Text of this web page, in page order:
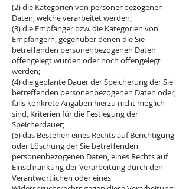
(2) die Kategorien von personenbezogenen
Daten, welche verarbeitet werden;
(3) die Empfänger bzw. die Kategorien von
Empfängern, gegenüber denen die Sie
betreffenden personenbezogenen Daten
offengelegt wurden oder noch offengelegt
werden;
(4) die geplante Dauer der Speicherung der Sie
betreffenden personenbezogenen Daten oder,
falls konkrete Angaben hierzu nicht möglich
sind, Kriterien für die Festlegung der
Speicherdauer;
(5) das Bestehen eines Rechts auf Berichtigung
oder Löschung der Sie betreffenden
personenbezogenen Daten, eines Rechts auf
Einschränkung der Verarbeitung durch den
Verantwortlichen oder eines